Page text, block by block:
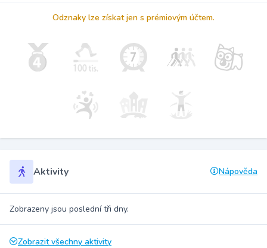
Odznaky lze získat jen s prémiovým účtem.
Aktivity Nápověda
Zobrazeny jsou poslední tři dny.
Zobrazit všechny aktivity